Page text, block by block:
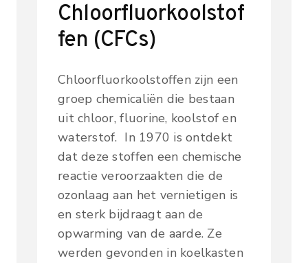
Chloorfluorkoolstof
fen (CFCs)
Chloorfluorkoolstoffen zijn een
groep chemicaliën die bestaan
uit chloor, fluorine, koolstof en
waterstof. In 1970 is ontdekt
dat deze stoffen een chemische
reactie veroorzaakten die de
ozonlaag aan het vernietigen is
en sterk bijdraagt aan de
opwarming van de aarde. Ze
werden gevonden in koelkasten